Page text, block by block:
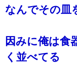
なんでその皿
因みに俺は食
く並べてる